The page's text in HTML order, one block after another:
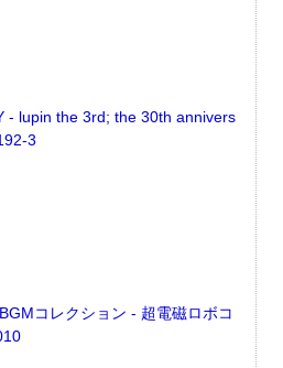
- lupin the 3rd; the 30th annivers
3
コレクション - 超電磁ロボコ